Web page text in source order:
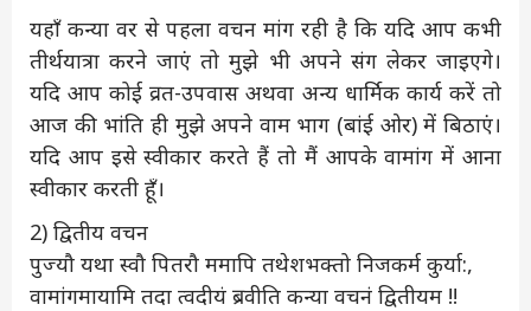
यहाँ कन्या वर से पहला वचन मांग रही है कि यदि आप कभी
तीर्थयात्रा करने जाएं तो मुझे भी अपने संग लेकर जाइएगे।
यदि आप कोई व्रत-उपवास अथवा अन्य धार्मिक कार्य करें तो
आज की भांति ही मुझे अपने वाम भाग (बांई ओर) में बिठाएं।
यदि आप इसे स्वीकार करते हैं तो मैं आपके वामांग में आना
स्वीकार करती हूँ।
2) द्वितीय वचन
पुज्यौ यथा स्वौ पितरौ ममापि तथेशभक्तो निजकर्म कुर्या:,
वामांगमायामि तदा त्वदीयं ब्रवीति कन्या वचनं द्वितीयम !!